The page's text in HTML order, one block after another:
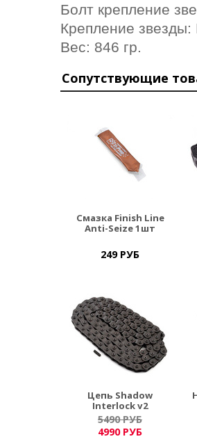
Болт крепление
Крепление
Вес: 846 гр.
Сопутствующие
Смазка Finish Line
Anti-Seize 1шт
249 РУБ
Цепь Shadow
Interlock v2
5490 РУБ
4990 РУБ